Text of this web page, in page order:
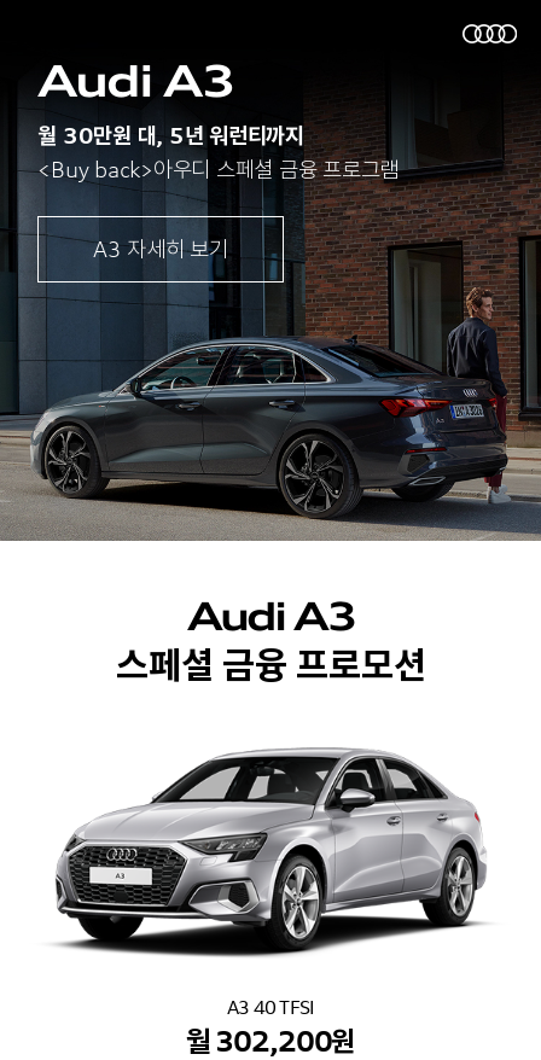
Audi A3
월 30만원 대, 5년 워런티까지
<Buy back>아우디 스페셜 금융 프로그램
A3 자세히 보기
Audi A3
스페셜 금융 프로모션
A3 40 TFSI
월 302,200원